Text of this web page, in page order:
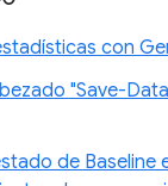
con
"Save-
de Baseline